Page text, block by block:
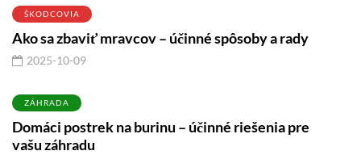
ŠKODCOVIA
Ako sa zbaviť mravcov – účinné spôsoby a rady
2025-10-09
ZÁHRADA
Domáci postrek na burinu – účinné riešenia pre
vašu záhradu